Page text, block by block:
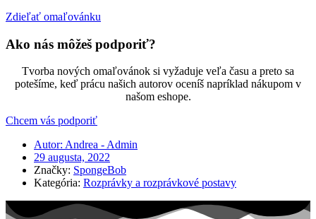
Zdieľať omaľovánku
Ako nás môžeš podporiť?
Tvorba nových omaľovánok si vyžaduje veľa času a preto sa
potešíme, keď prácu našich autorov oceníš napríklad nákupom v
našom eshope.
Chcem vás podporiť
Autor: Andrea - Admin
29 augusta, 2022
Značky: SpongeBob
Kategória: Rozprávky a rozprávkové postavy